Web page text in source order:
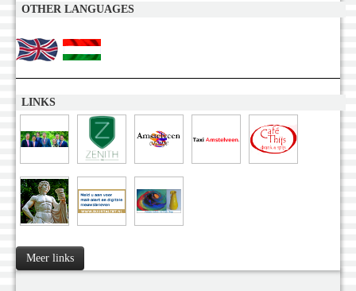
OTHER LANGUAGES
LINKS
Meer links